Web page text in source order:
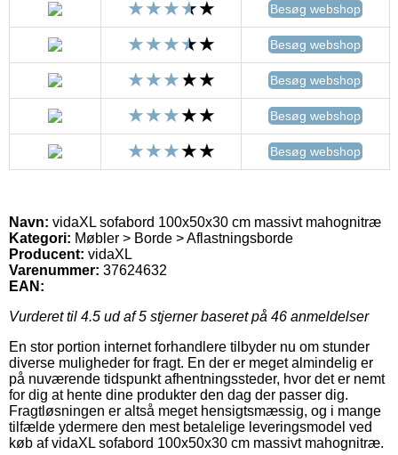
Besøg webshop
Besøg webshop
Besøg webshop
Besøg webshop
Besøg webshop
Navn: vidaXL sofabord 100x50x30 cm massivt mahognitræ
Kategori: Møbler > Borde > Aflastningsborde
Producent: vidaXL
Varenummer: 37624632
EAN:
Vurderet til 4.5 ud af 5 stjerner baseret på 46 anmeldelser
En stor portion internet forhandlere tilbyder nu om stunder
diverse muligheder for fragt. En der er meget almindelig er
på nuværende tidspunkt afhentningssteder, hvor det er nemt
for dig at hente dine produkter den dag der passer dig.
Fragtløsningen er altså meget hensigtsmæssig, og i mange
tilfælde ydermere den mest betalelige leveringsmodel ved
køb af vidaXL sofabord 100x50x30 cm massivt mahognitræ.